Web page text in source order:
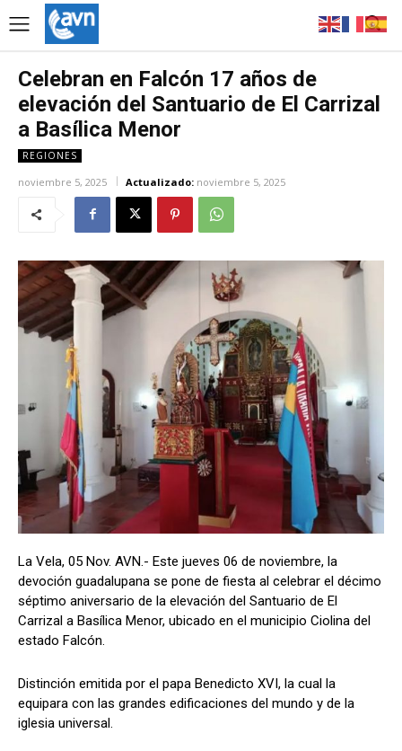
Celebran en Falcón 17 años de
elevación del Santuario de El Carrizal
a Basílica Menor
REGIONES
noviembre 5, 2025 Actualizado: noviembre 5, 2025
La Vela, 05 Nov. AVN.- Este jueves 06 de noviembre, la
devoción guadalupana se pone de fiesta al celebrar el décimo
séptimo aniversario de la elevación del Santuario de El
Carrizal a Basílica Menor, ubicado en el municipio Ciolina del
estado Falcón.
Distinción emitida por el papa Benedicto XVI, la cual la
equipara con las grandes edificaciones del mundo y de la
iglesia universal.